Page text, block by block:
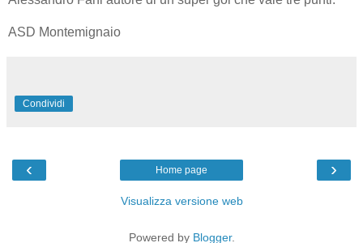
ASD Montemignaio
Condividi
‹ ›
Home page
Visualizza versione web
Powered by Blogger.